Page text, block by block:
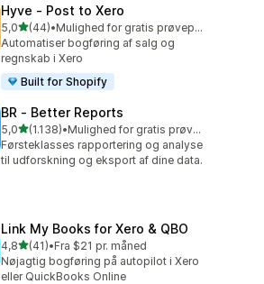
Hyve ‑ Post to Xero
5,0ud af 5 stjerner
(44)
44 anmeldelser i alt
•
Mulighed for gratis prøveperiode
Automatiser bogføring af salg og
regnskab i Xero
Built for Shopify
BR ‑ Better Reports
5,0ud af 5 stjerner
(1.138)
1138 anmeldelser i alt
•
Mulighed for gratis prøveperiode
Førsteklasses rapportering og analyse
til udforskning og eksport af dine data.
Link My Books for Xero & QBO
4,8ud af 5 stjerner
(41)
41 anmeldelser i alt
•Fra $21 pr. måned
Nøjagtig bogføring på autopilot i Xero
eller QuickBooks Online